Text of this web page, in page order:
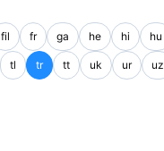
fil fr ga he hi hu
tl tr tt uk ur uz